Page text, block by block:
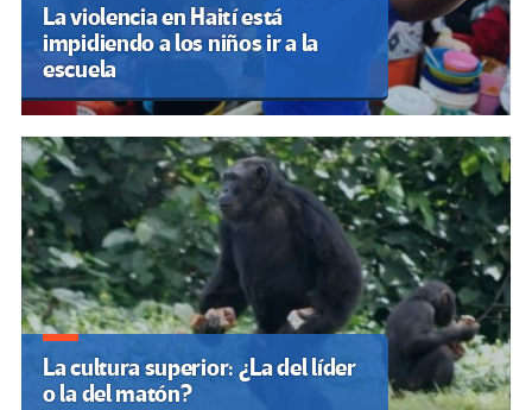
La violencia en Haití está
impidiendo a los niños ir a la
escuela
La cultura superior: ¿La del líder
o la del matón?